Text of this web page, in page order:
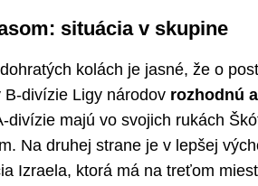
situácia v skupine
kolách je jasné, že o
B-divízie Ligy národov rozhodnú
divízie majú vo svojich rukách
Na druhej strane je v lepšej
Izraela, ktorá má na treťom